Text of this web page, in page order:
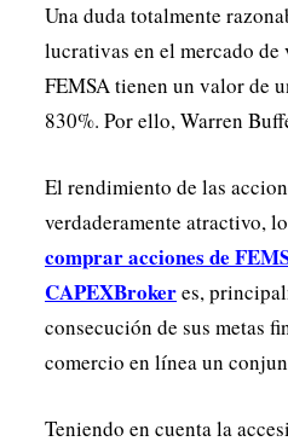
Una duda totalmente
lucrativas en el mercado de
FEMSA tienen un valor de
830%. Por ello, Warren
El rendimiento de las
verdaderamente atractivo,
comprar acciones de
CAPEXBrokeres,
consecución de sus metas
comercio en línea un
Teniendo en cuenta la